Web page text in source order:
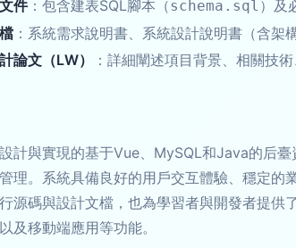
件：包含建表SQL腳本（schema.sql ）及
：系統需求說明書、系統設計說明書（含架
論文（LW）
：詳細闡述項目背景、相關技
計與實現的基于Vue、MySQL和Java的后
理。系統具備良好的用戶交互體驗、穩定
源碼與設計文檔，也為學習者與開發者提
及移動端應用等功能。